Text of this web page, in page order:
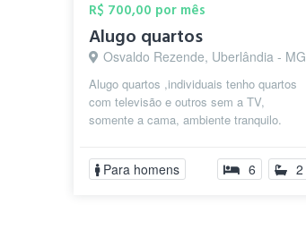
R$ 700,00 por mês
Alugo quartos
Osvaldo Rezende, Uberlândia - MG
Alugo quartos ,individuais tenho quartos
com televisão e outros sem a TV,
somente a cama, ambiente tranquilo.
Para homens 6 2